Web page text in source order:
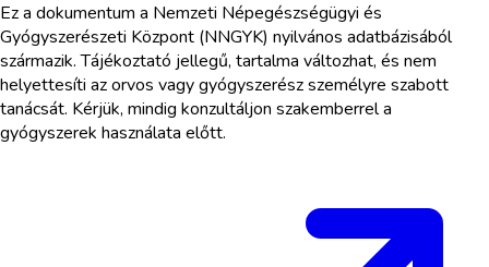
Ez a dokumentum a Nemzeti Népegészségügyi és
Gyógyszerészeti Központ (NNGYK) nyilvános adatbázisából
származik. Tájékoztató jellegű, tartalma változhat, és nem
helyettesíti az orvos vagy gyógyszerész személyre szabott
tanácsát. Kérjük, mindig konzultáljon szakemberrel a
gyógyszerek használata előtt.